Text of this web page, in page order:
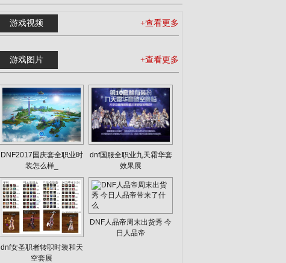
游戏视频 +查看更多
游戏图片 +查看更多
DNF2017国庆套全职业时
装怎么样_
dnf国服全职业九天霜华套
效果展
dnf女圣职者转职时装和天
空套展
DNF人品帝周末出货秀 今
日人品帝